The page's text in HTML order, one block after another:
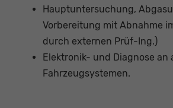
Hauptuntersuchung,
Vorbereitung mit Abnahme
durch externen Prüf-Ing.)
Elektronik- und Diagnose an
Fahrzeugsystemen.